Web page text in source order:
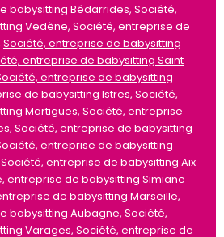
babysitting Bédarrides, Société,
Vedène, Société, entreprise de
Société, entreprise de babysitting
entreprise de babysitting Saint
entreprise de babysitting
de babysitting Istres, Société,
Martigues, Société, entreprise
, Société, entreprise de babysitting
entreprise de babysitting
Société, entreprise de babysitting Aix
entreprise de babysitting Simiane
de babysitting Marseille,
babysitting Aubagne, Société,
Varages, Société, entreprise de